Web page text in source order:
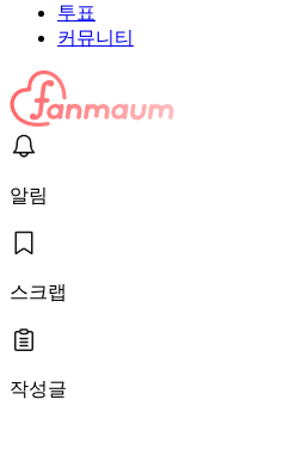
투표
커뮤니티
알림
스크랩
작성글